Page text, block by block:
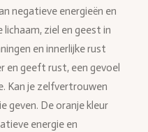
negatieve energieën en
ziel en geest in
en innerlijke rust
en geeft rust, een gevoel
Kan je zelfvertrouwen
geven. De oranje kleur
energie en